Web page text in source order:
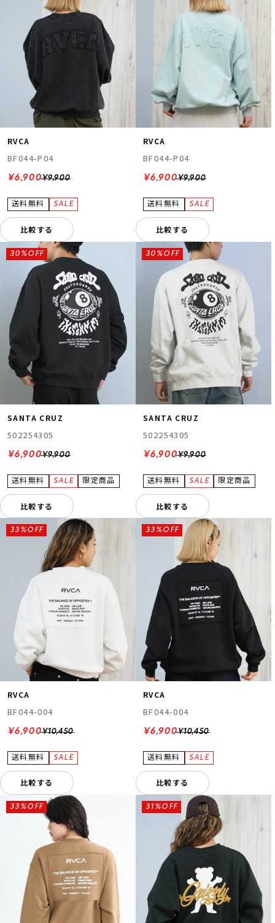
RVCA
BF044-P04
¥9,900
¥6,900
比較する
RVCA
BF044-P04
¥9,900
¥6,900
比較する
SANTA CRUZ
502254305
¥9,900
30%OFF
¥6,900
比較する
SANTA CRUZ
502254305
¥9,900
30%OFF
¥6,900
比較する
RVCA
BF044-004
¥10,450
33%OFF
¥6,900
比較する
RVCA
BF044-004
¥10,450
33%OFF
¥6,900
比較する
33%OFF 31%OFF